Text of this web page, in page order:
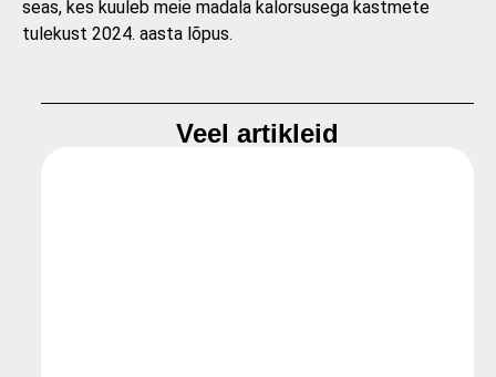
seas, kes kuuleb meie madala kalorsusega kastmete
tulekust 2024. aasta lõpus.
Veel artikleid